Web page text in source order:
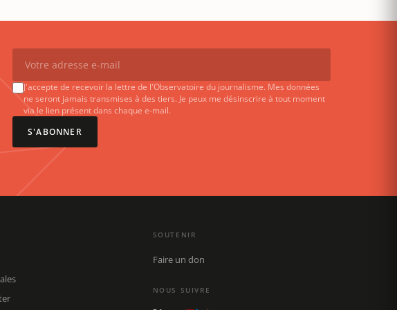
J'accepte de recevoir la lettre de l'Observatoire du journalisme. Mes données
ne seront jamais transmises à des tiers. Je peux me désinscrire à tout moment
via le lien présent dans chaque e-mail.
S'ABONNER
SOUTENIR
Faire un don
NOUS SUIVRE